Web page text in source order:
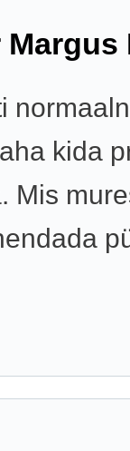
Margus
kida
Mis